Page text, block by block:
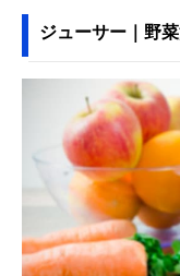
ジューサー｜野